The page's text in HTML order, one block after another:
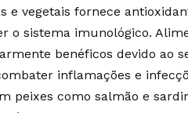
vegetais fornece
o sistema imunológico.
benéficos devido ao
inflamações e
peixes como salmão e